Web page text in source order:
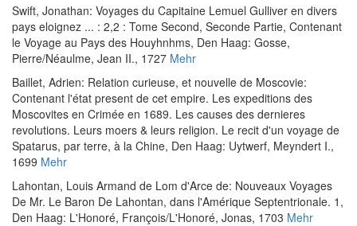
Swift, Jonathan: Voyages du Capitaine Lemuel Gulliver en divers
pays eloignez ... : 2,2 : Tome Second, Seconde Partie, Contenant
le Voyage au Pays des Houyhnhms, Den Haag: Gosse,
Pierre/Néaulme, Jean II., 1727 Mehr
Baillet, Adrien: Relation curieuse, et nouvelle de Moscovie:
Contenant l'état present de cet empire. Les expeditions des
Moscovites en Crimée en 1689. Les causes des dernieres
revolutions. Leurs moers & leurs religion. Le recit d'un voyage de
Spatarus, par terre, à la Chine, Den Haag: Uytwerf, Meyndert I.,
1699 Mehr
Lahontan, Louis Armand de Lom d'Arce de: Nouveaux Voyages
De Mr. Le Baron De Lahontan, dans l'Amérique Septentrionale. 1 ,
Den Haag: L'Honoré, François/L'Honoré, Jonas, 1703 Mehr